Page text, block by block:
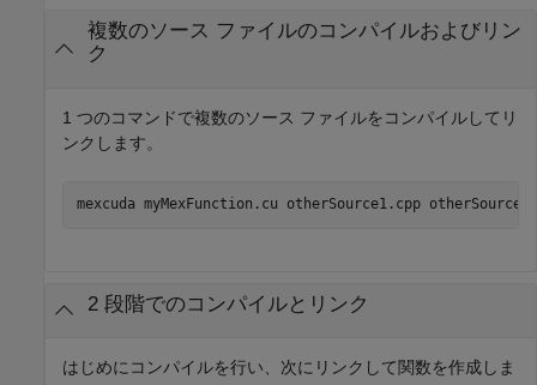
複数のソース ファイルのコンパイルおよびリン
ク
1 つのコマンドで複数のソース ファイルをコンパイルしてリ
ンクします。
mexcuda myMexFunction.cu otherSource1.cpp
2 段階でのコンパイルとリンク
はじめにコンパイルを行い、次にリンクして関数を作成しま